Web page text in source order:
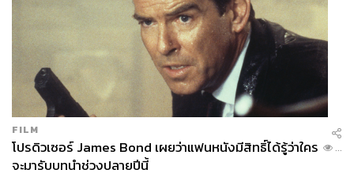
FILM
โปรดิวเซอร์ James Bond เผยว่าแฟนหนังมีสิทธิ์ได้รู้ว่าใคร
จะมารับบทนำช่วงปลายปีนี้
...